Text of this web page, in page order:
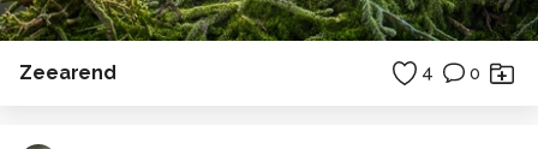
Zeearend 4 0